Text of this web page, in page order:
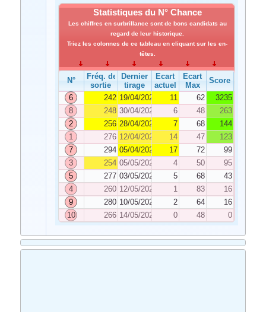
Statistiques du N° Chance
Les chiffres en surbrillance sont de bons candidats au
regard de leur historique.
Triez les colonnes de ce tableau en cliquant sur les en-
têtes.
N°
Fréq. de
sortie
Dernier
tirage
Ecart
actuel
Ecart
Max
Score
6
242 19/04/2025 11 62
3235
8
248 30/04/2025 6 48
263
2
256 28/04/2025 7 68
144
1
276 12/04/2025 14 47
123
7
294 05/04/2025 17 72
99
3
254 05/05/2025 4 50
95
5
277 03/05/2025 5 68
43
4
260 12/05/2025 1 83
16
9
280 10/05/2025 2 64
16
10
266 14/05/2025 0 48 0